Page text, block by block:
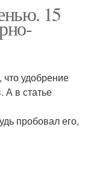
15
удобрение
А в статье
пробовал его,